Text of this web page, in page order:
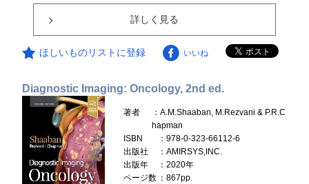
詳しく見る
ほしいものリストに登録 いいね
Diagnostic Imaging: Oncology, 2nd ed.
著者
：A.M.Shaaban, M.Rezvani & P.R.C
hapman
ISBN
：978-0-323-66112-6
出版社
：AMIRSYS,INC.
出版年
：2020年
ページ数 ：867pp.